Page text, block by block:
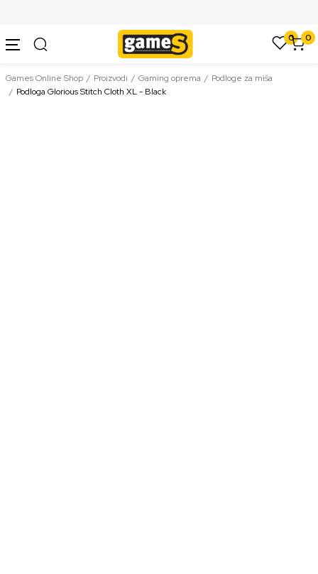
0 0
Games Online Shop Proizvodi Gaming oprema
Podloge za miša
Podloga Glorious Stitch Cloth XL - Black